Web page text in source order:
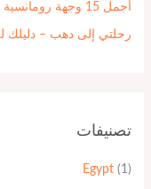
أجمل 15 وجهة رومانسية لشهر العسل 2024
رحلتي إلى دهب – دليلك
تصنيفات
Egypt(1)